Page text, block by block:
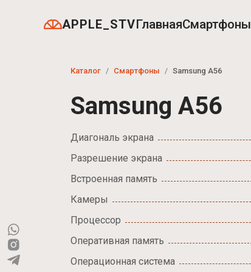
APPLE_STVГлавнаяСмартфоны
Каталог Смартфоны Samsung A56
Samsung A56
Диагональ экрана
Разрешение экрана
Встроенная память
Камеры
Процессор
Оперативная память
Операционная система